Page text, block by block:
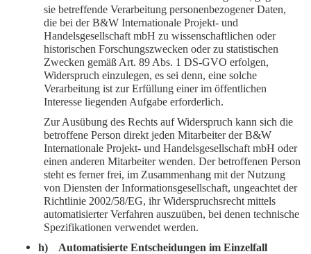
sie betreffende Verarbeitung personenbezogener Daten,
die bei der B&W Internationale Projekt- und
Handelsgesellschaft mbH zu wissenschaftlichen oder
historischen Forschungszwecken oder zu statistischen
Zwecken gemäß Art. 89 Abs. 1 DS-GVO erfolgen,
Widerspruch einzulegen, es sei denn, eine solche
Verarbeitung ist zur Erfüllung einer im öffentlichen
Interesse liegenden Aufgabe erforderlich.
Zur Ausübung des Rechts auf Widerspruch kann sich die
betroffene Person direkt jeden Mitarbeiter der B&W
Internationale Projekt- und Handelsgesellschaft mbH oder
einen anderen Mitarbeiter wenden. Der betroffenen Person
steht es ferner frei, im Zusammenhang mit der Nutzung
von Diensten der Informationsgesellschaft, ungeachtet der
Richtlinie 2002/58/EG, ihr Widerspruchsrecht mittels
automatisierter Verfahren auszuüben, bei denen technische
Spezifikationen verwendet werden.
h) Automatisierte Entscheidungen im Einzelfall